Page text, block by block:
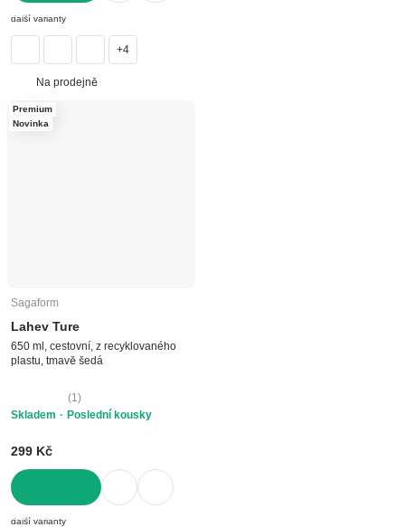
DO KOŠÍKU
další varianty
+4
Na prodejně
Premium
Novinka
Sagaform
Lahev Ture
650 ml, cestovní, z recyklovaného
plastu, tmavě šedá
(1)
Skladem
Poslední kousky
299 Kč
DO KOŠÍKU
další varianty